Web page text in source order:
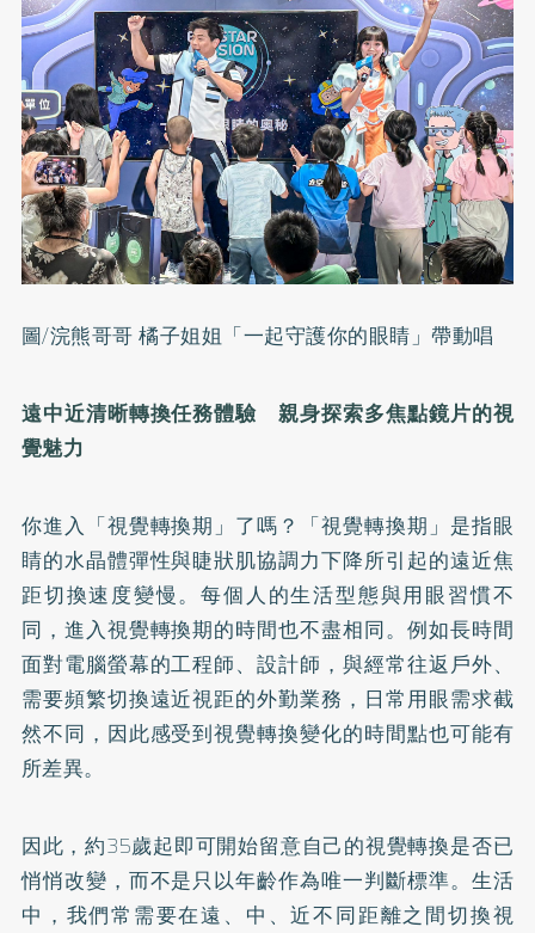
圖/浣熊哥哥 橘子姐姐「一起守護你的眼睛」帶動唱
遠中近清晰轉換任務體驗 親身探索多焦點鏡片的視
覺魅力
你進入「視覺轉換期」了嗎？「視覺轉換期」是指眼
睛的水晶體彈性與睫狀肌協調力下降所引起的遠近焦
距切換速度變慢。每個人的生活型態與用眼習慣不
同，進入視覺轉換期的時間也不盡相同。例如長時間
面對電腦螢幕的工程師、設計師，與經常往返戶外、
需要頻繁切換遠近視距的外勤業務，日常用眼需求截
然不同，因此感受到視覺轉換變化的時間點也可能有
所差異。
因此，約35歲起即可開始留意自己的視覺轉換是否已
悄悄改變，而不是只以年齡作為唯一判斷標準。生活
中，我們常需要在遠、中、近不同距離之間切換視